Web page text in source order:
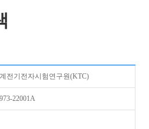
전기전자시험연구원(KTC)
22001A